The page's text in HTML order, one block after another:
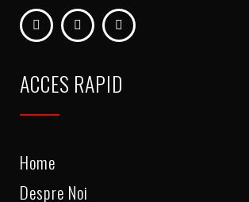
ACCES RAPID
Home
Despre Noi